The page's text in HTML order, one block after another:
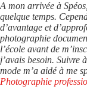
A mon arrivée à
quelque temps.
d’avantage et
photographie
l’école avant de
j’avais besoin. Suivre
mode m’a aidé à me
Photographie